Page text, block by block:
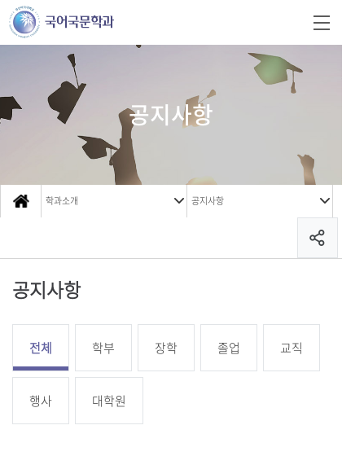
공지사항
학과소개 공지사항
공지사항
전체 학부 장학 졸업 교직
행사 대학원